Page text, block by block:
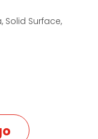
Surface,